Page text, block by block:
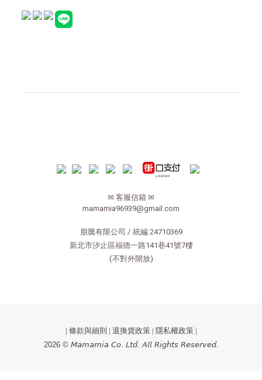
✉ 客服信箱 ✉
mamamia96939@gmail.com
朋騰有限公司 / 統編 24710369
新北市汐止區福德一路141巷41號7樓
(不對外開放)
| 條款與細則 | 退換貨政策| 隱私權政策|
2026 © 𝘔𝘢𝘮𝘢𝘮𝘪𝘢 𝘊𝘰. 𝘓𝘵𝘥. 𝘈𝘭𝘭 𝘙𝘪𝘨𝘩𝘵𝘴 𝘙𝘦𝘴𝘦𝘳𝘷𝘦𝘥.